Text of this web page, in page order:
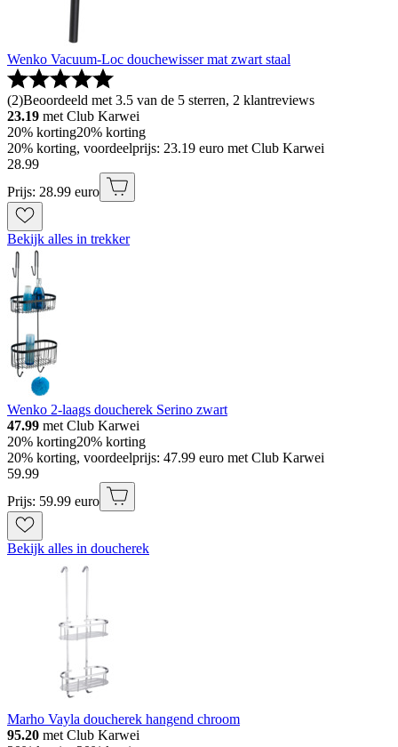
Wenko Vacuum-Loc douchewisser mat zwart staal
(2)Beoordeeld met 3.5 van de 5 sterren, 2 klantreviews
23.19 met Club Karwei
20% korting20% korting
20% korting, voordeelprijs: 23.19 euro met Club Karwei
28.99
Prijs: 28.99 euro
Bekijk alles in trekker
Wenko 2-laags doucherek Serino zwart
47.99 met Club Karwei
20% korting20% korting
20% korting, voordeelprijs: 47.99 euro met Club Karwei
59.99
Prijs: 59.99 euro
Bekijk alles in doucherek
Marho Vayla doucherek hangend chroom
95.20 met Club Karwei